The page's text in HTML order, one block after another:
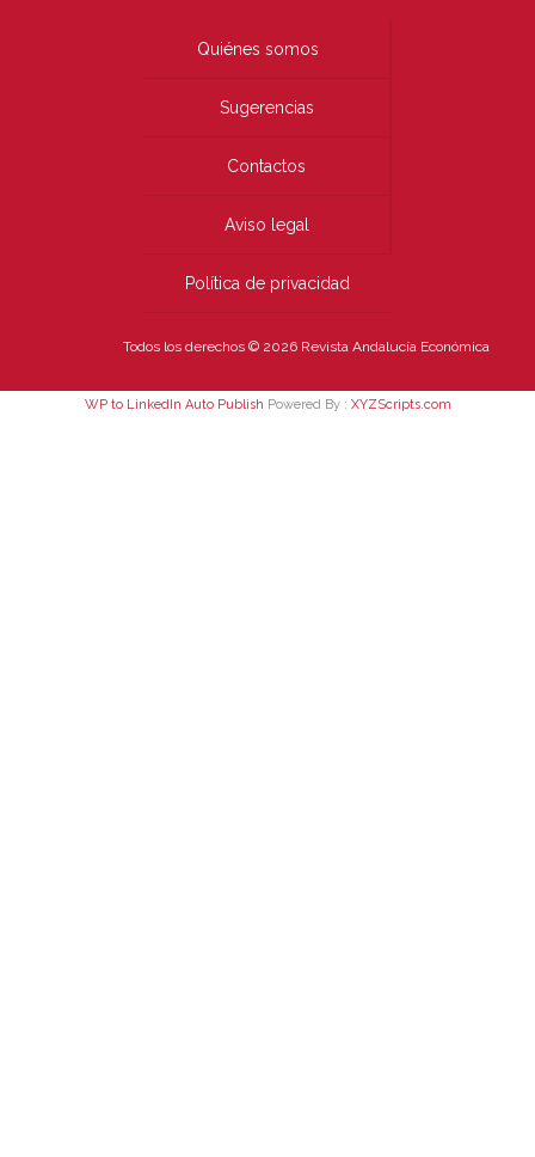
Quiénes somos
Sugerencias
Contactos
Aviso legal
Política de privacidad
Todos los derechos © 2026 Revista Andalucía Económica
WP to LinkedIn Auto Publish Powered By : XYZScripts.com